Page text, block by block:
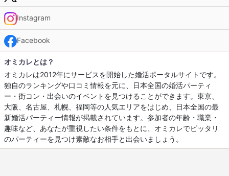
Instagram
Facebook
オミカレとは？
オミカレは2012年にサービスを開始した婚活ポータルサイトです。
独自のランキングや口コミ情報を元に、日本全国の婚活パーティ
ー・街コン・出会いのイベントを見つけることができます。東京、
大阪、名古屋、札幌、福岡等の人気エリアをはじめ、日本全国の最
新婚活パーティー情報が掲載されています。参加者の年齢・職業・
趣味など、あなたが重視したい条件をもとに、オミカレでピッタリ
のパーティーを見つけ素敵なお相手と出会いましょう。